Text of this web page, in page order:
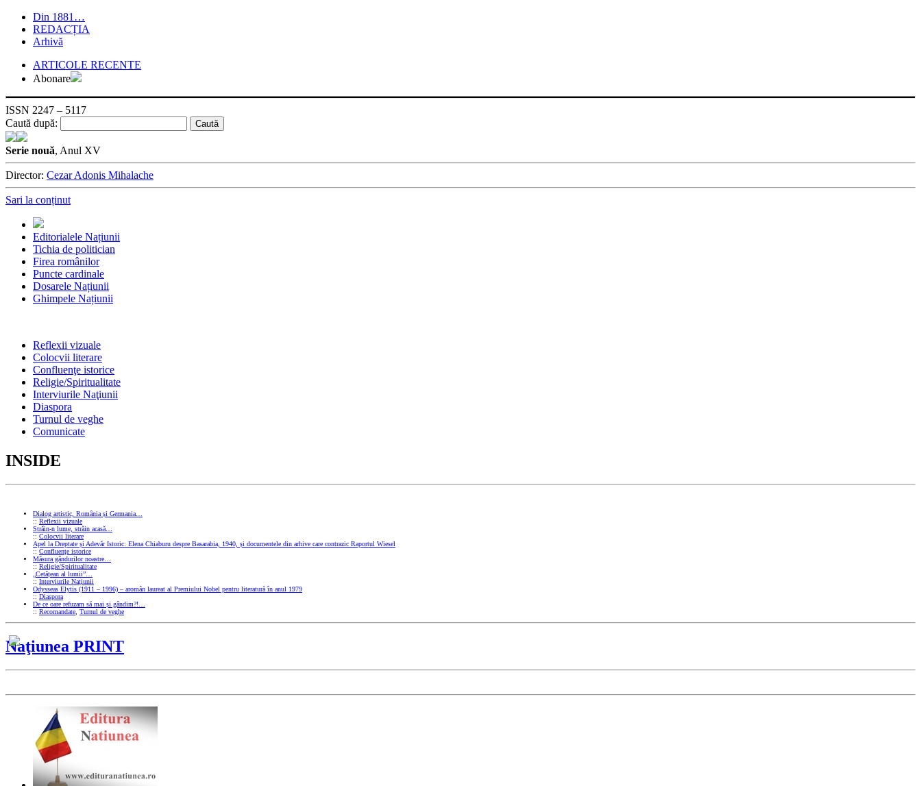
Din 1881…
REDACȚIA
Arhivă
ARTICOLE RECENTE
Abonare
ISSN 2247 – 5117
Caută după:
Serie nouă, Anul XV
Director: Cezar Adonis Mihalache
Sari la conținut
Editorialele Națiunii
Tichia de politician
Firea românilor
Puncte cardinale
Dosarele Națiunii
Ghimpele Națiunii
Reflexii vizuale
Colocvii literare
Confluenţe istorice
Religie/Spiritualitate
Interviurile Naţiunii
Diaspora
Turnul de veghe
Comunicate
INSIDE
Dialog artistic, România și Germania…
:: Reflexii vizuale
Străin-n lume, străin acasă…
:: Colocvii literare
Apel la Dreptate și Adevăr Istoric: Elena Chiaburu despre Basarabia, 1940, și documentele din arhive care contrazic Raportul Wiesel
:: Confluenţe istorice
Măsura gândurilor noastre…
:: Religie/Spiritualitate
„Cetățean al lumii”…
:: Interviurile Naţiunii
Odysseas Elytis (1911 – 1996) – aromân laureat al Premiului Nobel pentru literatură în anul 1979
:: Diaspora
De ce oare refuzam să mai și gândim?!…
:: Recomandate Turnul de veghe
Naţiunea PRINT